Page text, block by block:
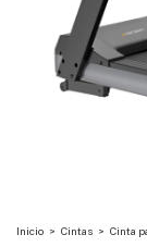
Inicio > Cintas > Cinta